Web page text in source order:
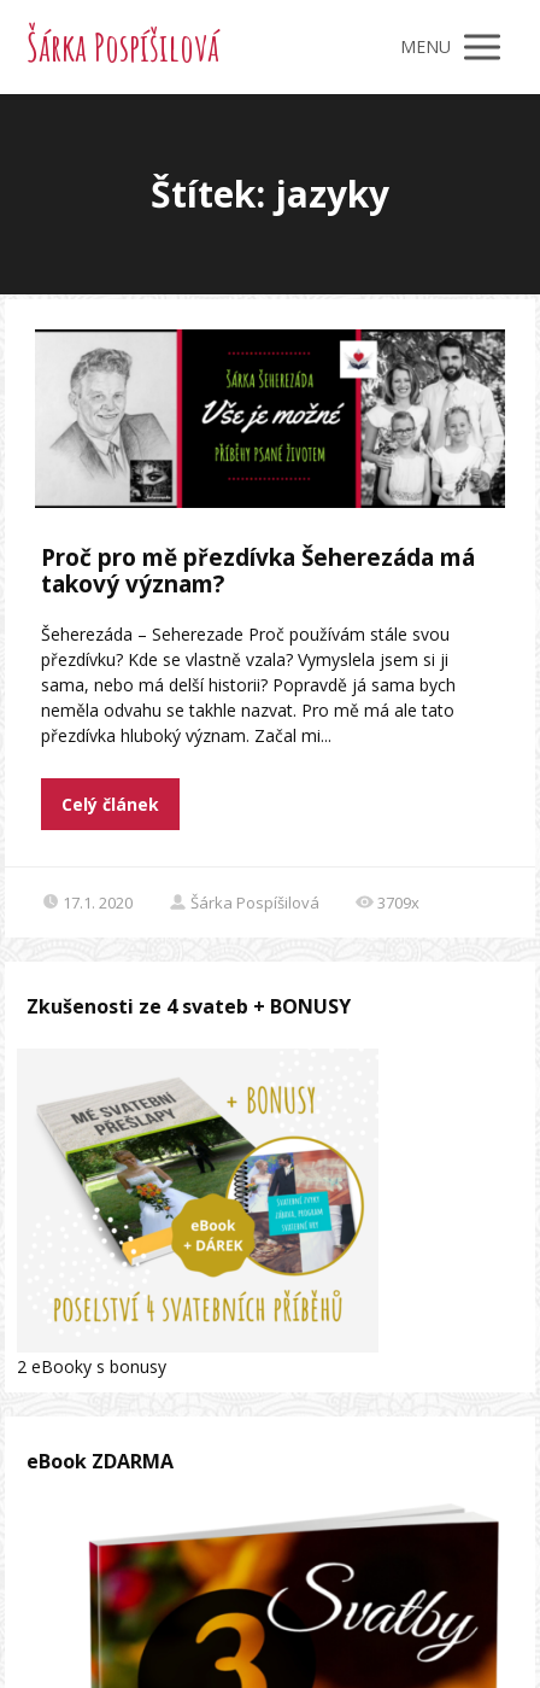
Šárka Pospíšilová MENU
Štítek: jazyky
Proč pro mě přezdívka Šeherezáda má
takový význam?
Šeherezáda – Seherezade Proč používám stále svou
přezdívku? Kde se vlastně vzala? Vymyslela jsem si ji
sama, nebo má delší historii? Popravdě já sama bych
neměla odvahu se takhle nazvat. Pro mě má ale tato
přezdívka hluboký význam. Začal mi...
Celý článek
17.1. 2020 Šárka Pospíšilová 3709x
Zkušenosti ze 4 svateb + BONUSY
2 eBooky s bonusy
eBook ZDARMA